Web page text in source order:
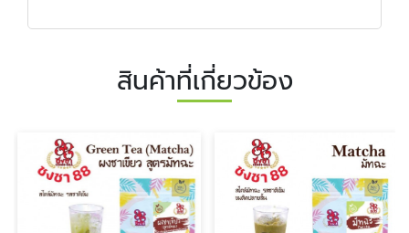
สินค้าที่เกี่ยวข้อง